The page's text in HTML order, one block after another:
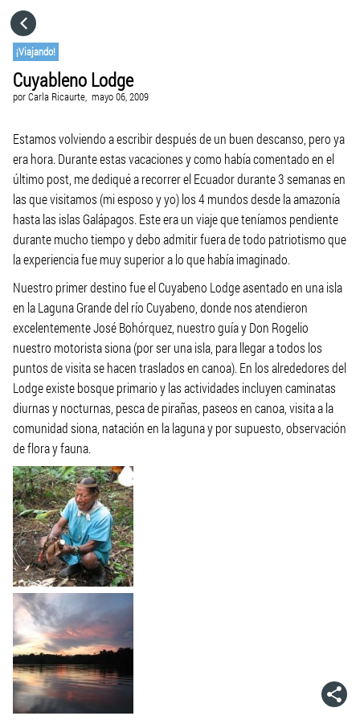
¡Viajando!
Cuyableno Lodge
porCarla Ricaurte, mayo 06, 2009
Estamos volviendo a escribir después de un buen descanso, pero ya
era hora. Durante estas vacaciones y como había comentado en el
último post, me dediqué a recorrer el Ecuador durante 3 semanas en
las que visitamos (mi esposo y yo) los 4 mundos desde la amazonía
hasta las islas Galápagos. Este era un viaje que teníamos pendiente
durante mucho tiempo y debo admitir fuera de todo patriotismo que
la experiencia fue muy superior a lo que había imaginado.
Nuestro primer destino fue el Cuyabeno Lodge asentado en una isla
en la Laguna Grande del río Cuyabeno, donde nos atendieron
excelentemente José Bohórquez, nuestro guía y Don Rogelio
nuestro motorista siona (por ser una isla, para llegar a todos los
puntos de visita se hacen traslados en canoa). En los alrededores del
Lodge existe bosque primario y las actividades incluyen caminatas
diurnas y nocturnas, pesca de pirañas, paseos en canoa, visita a la
comunidad siona, natación en la laguna y por supuesto, observación
de flora y fauna.
IR A
VISITA EL SITIO WEB